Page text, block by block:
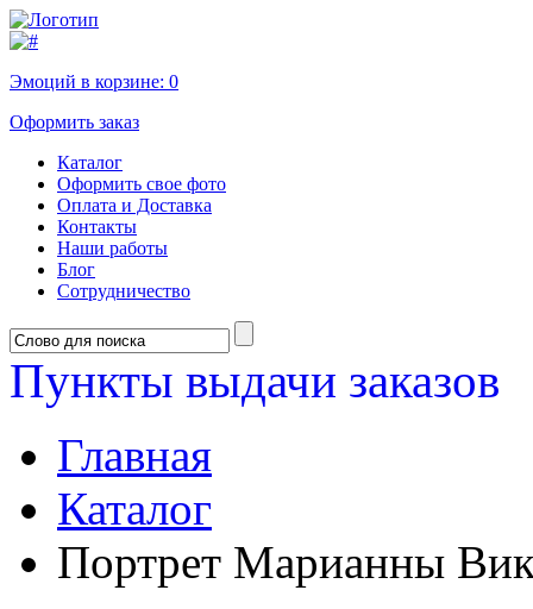
Эмоций в корзине: 0
Оформить заказ
Каталог
Оформить свое фото
Оплата и Доставка
Контакты
Наши работы
Блог
Сотрудничество
Пункты выдачи заказов
Главная
Каталог
Портрет Марианны